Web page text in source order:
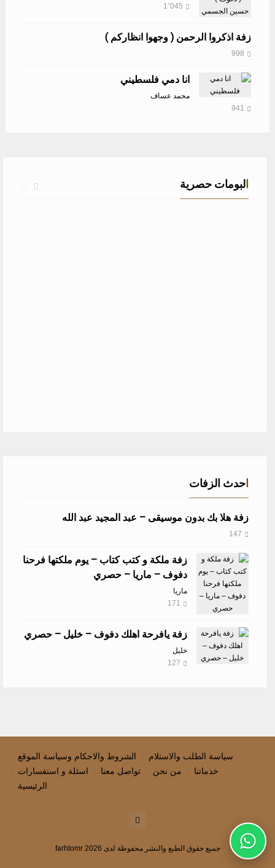
1٬045
زفة اذكروا الرحمن ( وجهوا انظاركم )
998
انا دمي فلسطيني
محمد عساف
941
البومات حصرية
زفة هلا بك بدون موسيقى – عبد المجيد عبد الله
احدث الزفات
زفة هلا بك بدون موسيقى – عبد المجيد عبد الله
147
زفة ملكة و كتب كتاب – يوم ملكتها فرحنا
دفوف – ماريا – حصري
ماريا
171
زفة يافرحة اهلك دفوف – خليل – حصري
خليل
127
جميع حقوق الطبع والنشر محفوظة لدى farhtomr 2026
الشروط والاحكام وسياسة الموقع
سياسة الطلب والاستلام
اسئلة و استفسارات
تواصل معنا من نحن
خدماتنا
الرئيسية